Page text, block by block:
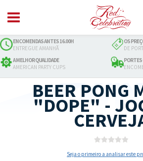
ENCOMENDAS ANTES 16.00H
ENTREGUE AMANHÃ
OS
DE
A MELHOR QUALIDADE
AMERICAN PARTY CUPS
BEER PONG
"DOPE" -
Seja o primeiro a analisar este